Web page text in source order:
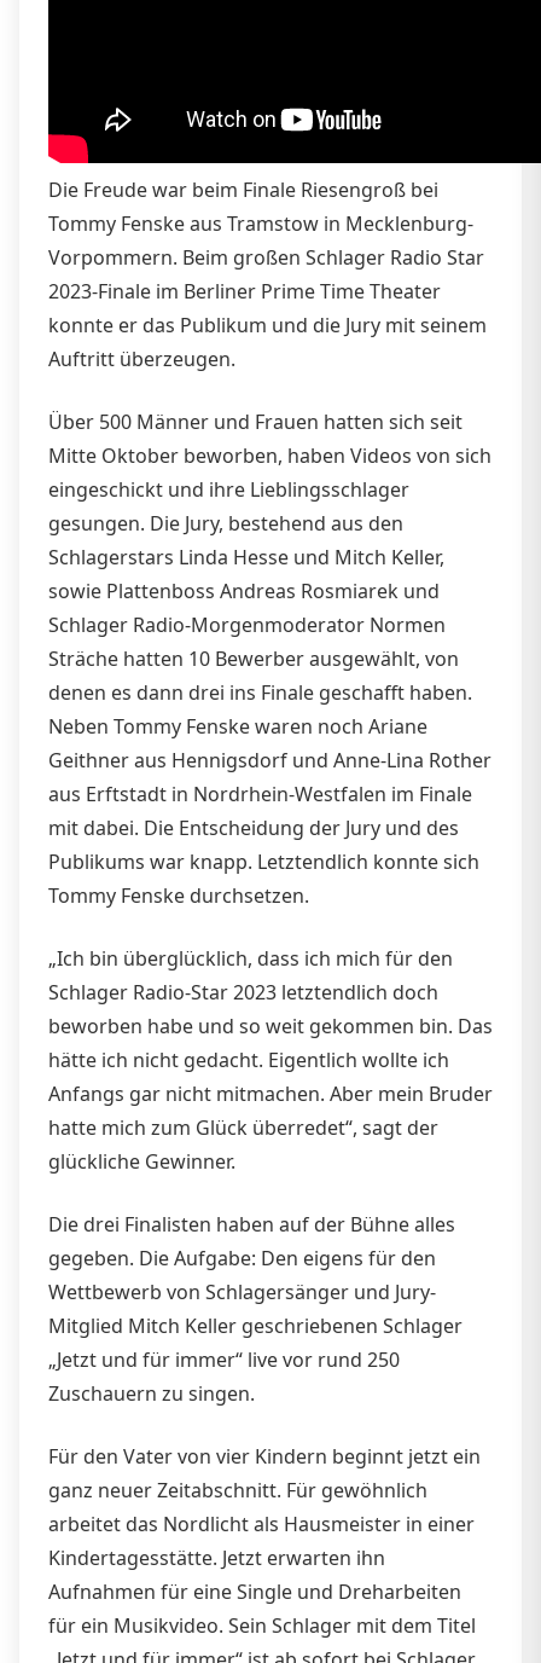
Die Freude war beim Finale Riesengroß bei
Tommy Fenske aus Tramstow in Mecklenburg-
Vorpommern. Beim großen Schlager Radio Star
2023-Finale im Berliner Prime Time Theater
konnte er das Publikum und die Jury mit seinem
Auftritt überzeugen.
Über 500 Männer und Frauen hatten sich seit
Mitte Oktober beworben, haben Videos von sich
eingeschickt und ihre Lieblingsschlager
gesungen. Die Jury, bestehend aus den
Schlagerstars Linda Hesse und Mitch Keller,
sowie Plattenboss Andreas Rosmiarek und
Schlager Radio-Morgenmoderator Normen
Sträche hatten 10 Bewerber ausgewählt, von
denen es dann drei ins Finale geschafft haben.
Neben Tommy Fenske waren noch Ariane
Geithner aus Hennigsdorf und Anne-Lina Rother
aus Erftstadt in Nordrhein-Westfalen im Finale
mit dabei. Die Entscheidung der Jury und des
Publikums war knapp. Letztendlich konnte sich
Tommy Fenske durchsetzen.
„Ich bin überglücklich, dass ich mich für den
Schlager Radio-Star 2023 letztendlich doch
beworben habe und so weit gekommen bin. Das
hätte ich nicht gedacht. Eigentlich wollte ich
Anfangs gar nicht mitmachen. Aber mein Bruder
hatte mich zum Glück überredet“, sagt der
glückliche Gewinner.
Die drei Finalisten haben auf der Bühne alles
gegeben. Die Aufgabe: Den eigens für den
Wettbewerb von Schlagersänger und Jury-
Mitglied Mitch Keller geschriebenen Schlager
„Jetzt und für immer“ live vor rund 250
Zuschauern zu singen.
Für den Vater von vier Kindern beginnt jetzt ein
ganz neuer Zeitabschnitt. Für gewöhnlich
arbeitet das Nordlicht als Hausmeister in einer
Kindertagesstätte. Jetzt erwarten ihn
Aufnahmen für eine Single und Dreharbeiten
für ein Musikvideo. Sein Schlager mit dem Titel